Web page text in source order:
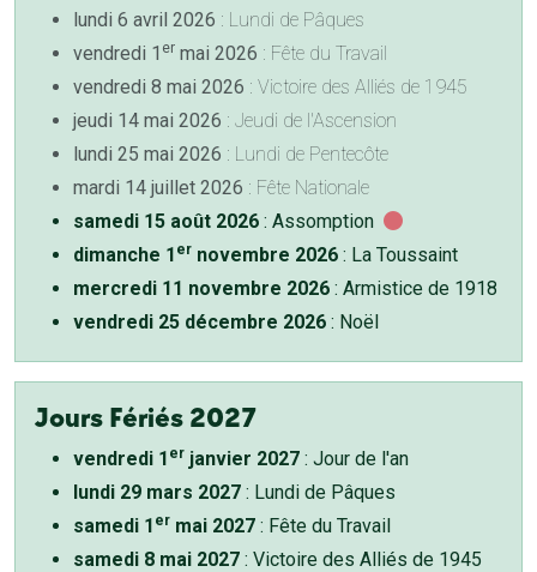
lundi 6 avril 2026 : Lundi de Pâques
vendredi 1 er mai 2026 : Fête du Travail
vendredi 8 mai 2026 : Victoire des Alliés de 1945
jeudi 14 mai 2026 : Jeudi de l'Ascension
lundi 25 mai 2026 : Lundi de Pentecôte
mardi 14 juillet 2026 : Fête Nationale
samedi 15 août 2026 : Assomption
dimanche 1 er novembre 2026 : La Toussaint
mercredi 11 novembre 2026 : Armistice de 1918
vendredi 25 décembre 2026 : Noël
Jours Fériés 2027
vendredi 1 er janvier 2027 : Jour de l'an
lundi 29 mars 2027 : Lundi de Pâques
samedi 1 er mai 2027 : Fête du Travail
samedi 8 mai 2027 : Victoire des Alliés de 1945